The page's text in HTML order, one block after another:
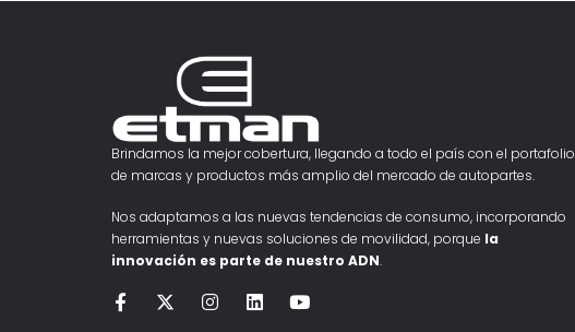
Brindamos la mejor cobertura, llegando a todo el país con el portafolio
de marcas y productos más amplio del mercado de autopartes.
Nos adaptamos a las nuevas tendencias de consumo, incorporando
herramientas y nuevas soluciones de movilidad, porque la
innovación es parte de nuestro ADN.